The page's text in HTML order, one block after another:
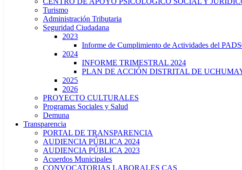
Turismo
Administración Tributaria
Seguridad Ciudadana
2023
Informe de Cumplimiento de Actividades del
2024
INFORME TRIMESTRAL 2024
PLAN DE ACCIÓN DISTRITAL DE
2025
2026
PROYECTO CULTURALES
Programas Sociales y Salud
Demuna
Transparencia
PORTAL DE TRANSPARENCIA
AUDIENCIA PÚBLICA 2024
AUDIENCIA PÚBLICA 2023
Acuerdos Municipales
CONVOCATORIAS LABORALES CAS